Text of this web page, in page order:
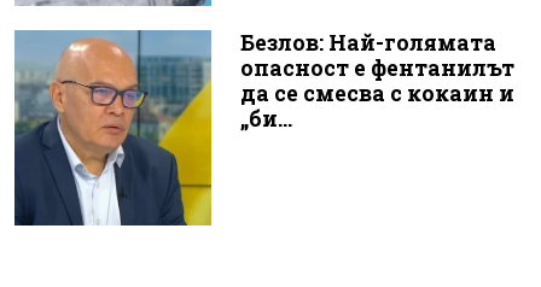
Безлов: Най-голямата
опасност е фентанилът
да се смесва с кокаин и
„би...